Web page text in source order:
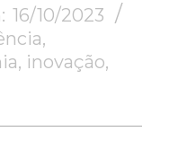
16/10/2023
,
, inovação,